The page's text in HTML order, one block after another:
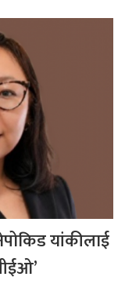
यांकीलाई